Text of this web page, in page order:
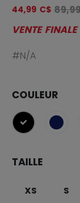
44,99 C$ Le
VENTE FINALE
#N/A
COULEUR
sélectionné
TAILLE
XS S